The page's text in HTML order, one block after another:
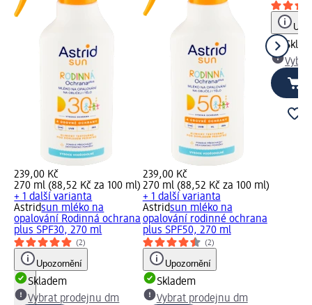
239,00 Kč
270 ml (88,52 Kč za 100 ml)
+ 1 další varianta
Astridsun mléko na
opalování Rodinná ochrana
plus SPF30, 270 ml
(2)
Upozornění
Skladem
Vybrat prodejnu dm
239,00 Kč
270 ml (88,52 Kč za 100 ml)
+ 1 další varianta
Astridsun mléko na
opalování rodinné ochrana
plus SPF50, 270 ml
(2)
Upozornění
Skladem
Vybrat prodejnu dm